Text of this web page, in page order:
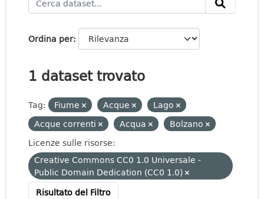
Ordina per
1 dataset trovato
Tag: Fiume Acque
Lago
Acque correnti
Acqua
Bolzano
Licenze sulle risorse:
Creative Commons CC0 1.0 Universale -
Public Domain Dedication (CC0 1.0)
Risultato del Filtro